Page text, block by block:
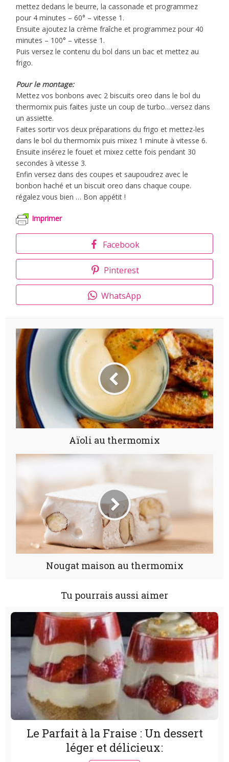
mettez dedans le beurre, la cassonade et programmez
pour 4 minutes – 60° – vitesse 1.
Ensuite ajoutez la crème fraîche et programmez pour 40
minutes – 100° – vitesse 1.
Puis versez le contenu du bol dans un bac et mettez au
frigo.
Pour le montage:
Mettez vos bonbons avec 2 biscuits oreo dans le bol du
thermomix puis faites juste un coup de turbo…versez dans
un assiette.
Faites sortir vos deux préparations du frigo et mettez-les
dans le bol du thermomix puis mixez 1 minute à vitesse 6.
Ensuite insérez le fouet et mixez cette fois pendant 30
secondes à vitesse 3.
Enfin versez dans des coupes et saupoudrez avec le
bonbon haché et un biscuit oreo dans chaque coupe.
régalez vous bien … Bon appétit !
Imprimer
Facebook
Pinterest
WhatsApp
Aïoli au thermomix
Nougat maison au thermomix
Tu pourrais aussi aimer
Le Parfait à la Fraise : Un dessert
léger et délicieux: